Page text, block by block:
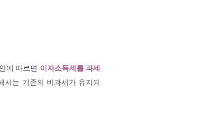
에 따르면 이자소득세를 과세
서는 기존의 비과세가 유지되